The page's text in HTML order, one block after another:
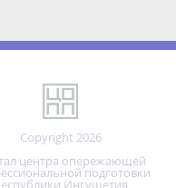
Copyright 2026
центра опережающей
Ингушетия
на технологиях